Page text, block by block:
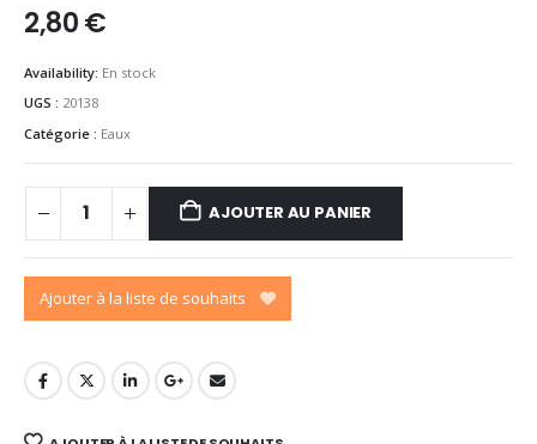
2,80€
Availability: En stock
UGS : 20138
Catégorie : Eaux
AJOUTER AU PANIER
Ajouter à la liste de souhaits